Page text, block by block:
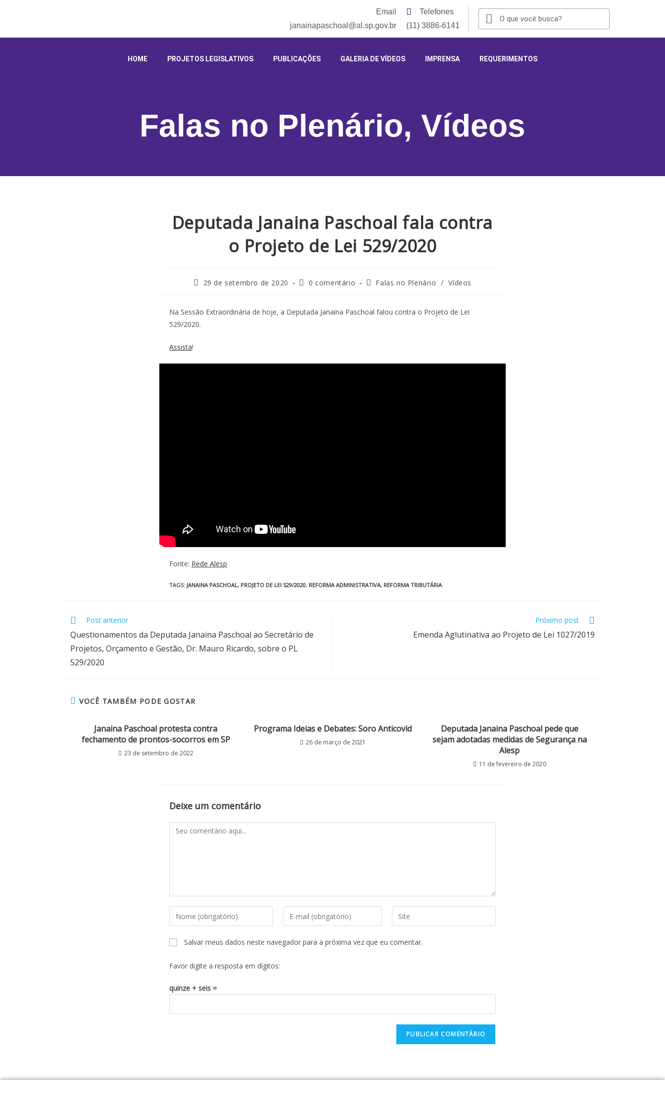
Email
janainapaschoal@al.sp.gov.br
Telefones
(11) 3886-6141
HOME PROJETOS LEGISLATIVOS PUBLICAÇÕES GALERIA DE VÍDEOS IMPRENSA REQUERIMENTOS
Falas no Plenário, Vídeos
Deputada Janaina Paschoal fala contra
o Projeto de Lei 529/2020
29 de setembro de 2020 0 comentário Falas no Plenário / Vídeos
Na Sessão Extraordinária de hoje, a Deputada Janaina Paschoal falou contra o Projeto de Lei
529/2020.
Assista!
Fonte: Rede Alesp
TAGS: JANAINA PASCHOAL, PROJETO DE LEI 529/2020, REFORMA ADMINISTRATIVA, REFORMA TRIBUTÁRIA
Post anterior
Questionamentos da Deputada Janaina Paschoal ao Secretário de
Projetos, Orçamento e Gestão, Dr. Mauro Ricardo, sobre o PL
529/2020
Próximo post
Emenda Aglutinativa ao Projeto de Lei 1027/2019
VOCÊ TAMBÉM PODE GOSTAR
Janaina Paschoal protesta contra
fechamento de prontos-socorros em SP
23 de setembro de 2022
Programa Ideias e Debates: Soro Anticovid
26 de março de 2021
Deputada Janaina Paschoal pede que
sejam adotadas medidas de Segurança na
Alesp
11 de fevereiro de 2020
Deixe um comentário
Salvar meus dados neste navegador para a próxima vez que eu comentar.
Favor digite a resposta em dígitos:
quinze + seis =